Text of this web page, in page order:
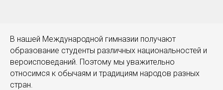
В нашей Международной гимназии получают
образование студенты различных национальностей и
вероисповеданий. Поэтому мы уважительно
относимся к обычаям и традициям народов разных
стран.